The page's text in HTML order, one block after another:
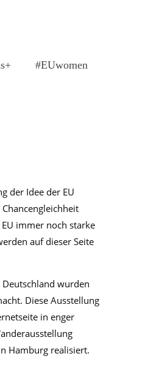
#EUwomen
der Idee der EU
immer noch starke
auf dieser Seite
wurden
Diese Ausstellung
in enger
Hamburg realisiert.